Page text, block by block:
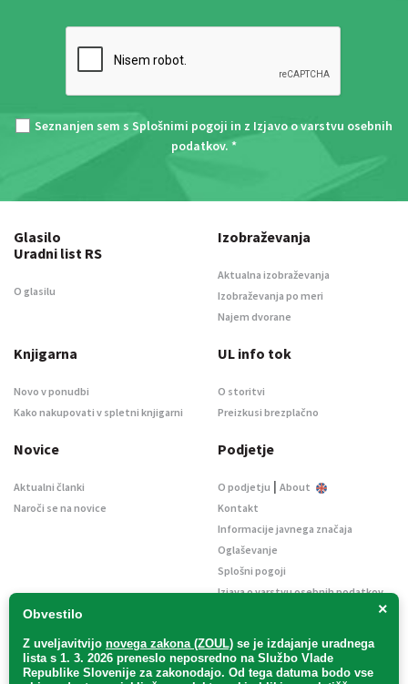
Seznanjen sem s Splošnimi pogoji in z Izjavo o varstvu osebnih
podatkov. *
×
Obvestilo
Z uveljavitvijo novega zakona (ZOUL) se je izdajanje uradnega
lista s 1. 3. 2026 preneslo neposredno na Službo Vlade
Republike Slovenije za zakonodajo. Od tega datuma bodo vse
Glasilo
Uradni list RS
O glasilu
Izobraževanja
Aktualna izobraževanja
Izobraževanja po meri
Najem dvorane
Knjigarna
Novo v ponudbi
Kako nakupovati v spletni knjigarni
UL info tok
O storitvi
Preizkusi brezplačno
Novice
Aktualni članki
Naroči se na novice
Podjetje
O podjetju | About
Kontakt
Informacije javnega značaja
Oglaševanje
Splošni pogoji
Izjava o varstvu osebnih podatkov